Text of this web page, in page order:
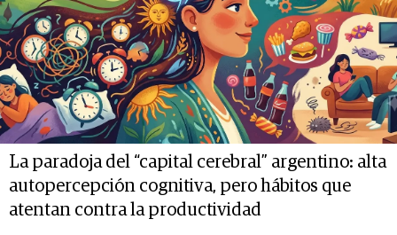
La paradoja del “capital cerebral” argentino: alta
autopercepción cognitiva, pero hábitos que
atentan contra la productividad